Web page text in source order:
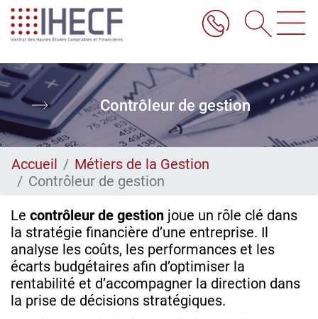
Aller
au
contenu
Contrôleur de gestion
Accueil
Métiers de la Gestion
Contrôleur de gestion
Le contrôleur de gestion joue un rôle clé dans
la stratégie financière d’une entreprise. Il
analyse les coûts, les performances et les
écarts budgétaires afin d’optimiser la
rentabilité et d’accompagner la direction dans
la prise de décisions stratégiques.